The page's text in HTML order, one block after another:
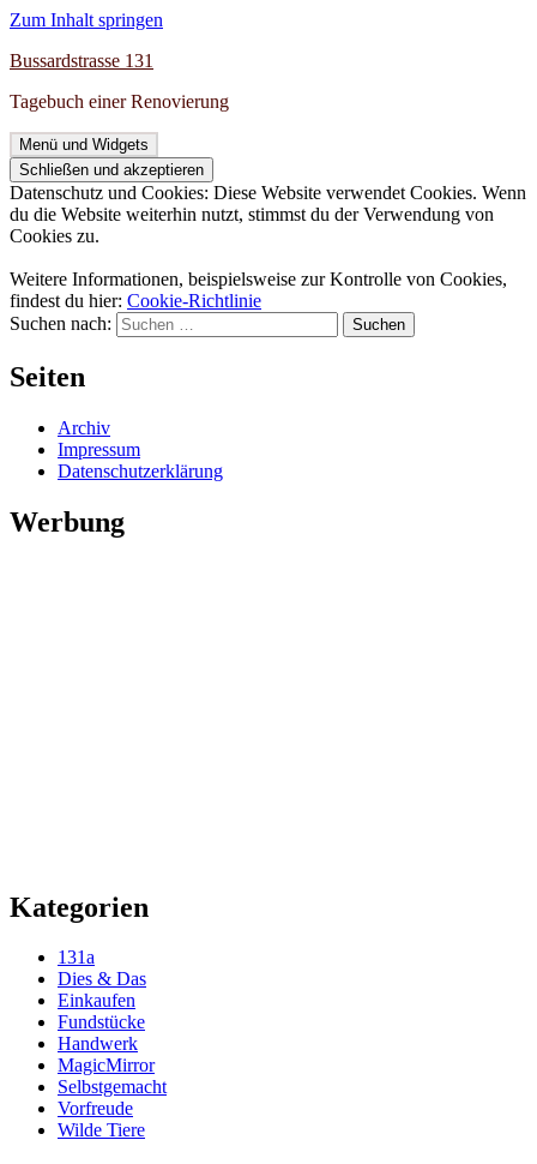
Zum Inhalt springen
Bussardstrasse 131
Tagebuch einer Renovierung
Menü und Widgets
Datenschutz und Cookies: Diese Website verwendet Cookies. Wenn
du die Website weiterhin nutzt, stimmst du der Verwendung von
Cookies zu.
Weitere Informationen, beispielsweise zur Kontrolle von Cookies,
findest du hier: Cookie-Richtlinie
Suchen nach:
Seiten
Archiv
Impressum
Datenschutzerklärung
Werbung
Kategorien
131a
Dies & Das
Einkaufen
Fundstücke
Handwerk
MagicMirror
Selbstgemacht
Vorfreude
Wilde Tiere